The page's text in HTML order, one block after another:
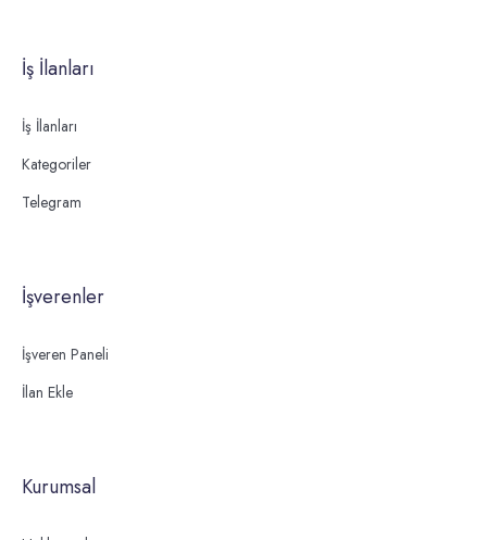
İş İlanları
İş İlanları
Kategoriler
Telegram
İşverenler
İşveren Paneli
İlan Ekle
Kurumsal